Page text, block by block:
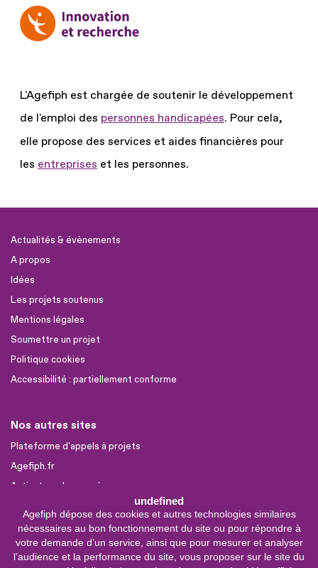
undefined
Agefiph dépose des cookies et autres technologies similaires
nécessaires au bon fonctionnement du site ou pour répondre à
votre demande d’un service, ainsi que pour mesurer et analyser
l’audience et la performance du site, vous proposer sur le site du
L'Agefiph est chargée de soutenir le développement
de l'emploi des personnes handicapées. Pour cela,
elle propose des services et aides financières pour
les entreprises et les personnes.
Actualités & évènements
A propos
Idées
Les projets soutenus
Mentions légales
Soumettre un projet
Politique cookies
Accessibilité : partiellement conforme
Nos autres sites
Plateforme d'appels à projets
Agefiph.fr
Activateur de progrès
Sites partenaires
FIRAH
CNSA